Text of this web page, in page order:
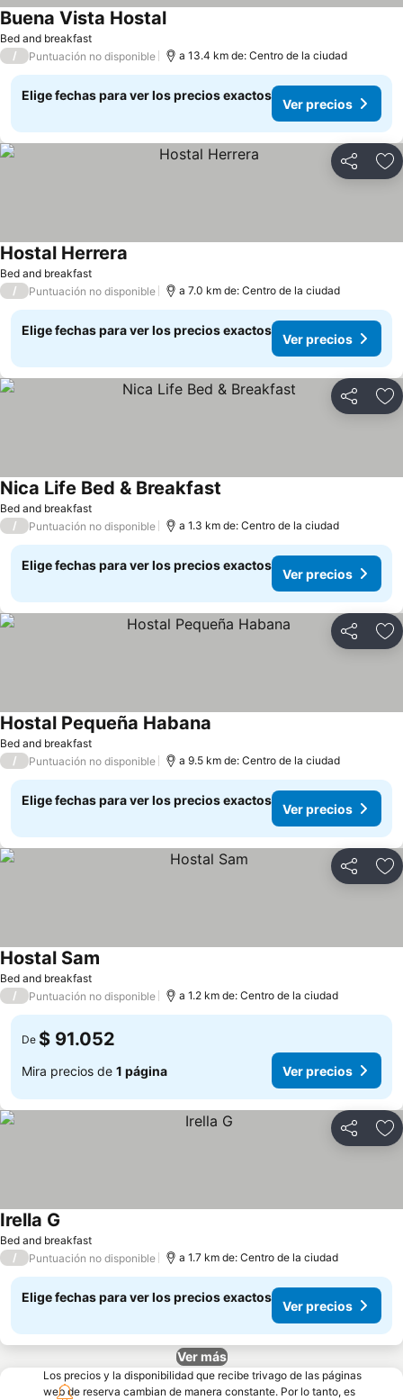
Bed and breakfast
Buena Vista HostalVer precios
/ Puntuación no disponible a 13.4 km de: Centro de la ciudad
Elige fechas para ver los precios exactos
Ver precios
Compartir
Bed and breakfast
Hostal Herrera
/ Puntuación no disponible a 7.0 km de: Centro de la ciudad
Elige fechas para ver los precios exactos
Ver precios
Compartir
Bed and breakfast
Nica Life Bed & Breakfast
/ Puntuación no disponible a 1.3 km de: Centro de la ciudad
Elige fechas para ver los precios exactos
Ver precios
Compartir
Bed and breakfast
Hostal Pequeña Habana
/ Puntuación no disponible a 9.5 km de: Centro de la ciudad
Elige fechas para ver los precios exactos
Ver precios
Compartir
Bed and breakfast
Hostal Sam
/ Puntuación no disponible a 1.2 km de: Centro de la ciudad
De $ 91.052
Mira precios de 1 página Ver precios
Compartir
Bed and breakfast
Irella G
/ Puntuación no disponible a 1.7 km de: Centro de la ciudad
Elige fechas para ver los precios exactos
Ver precios
Ver más
Los precios y la disponibilidad que recibe trivago de las páginas
web de reserva cambian de manera constante. Por lo tanto, es